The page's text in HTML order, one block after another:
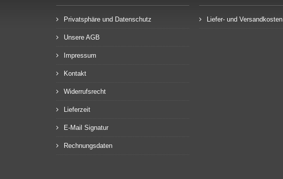
Privatsphäre und Datenschutz
Unsere AGB
Impressum
Kontakt
Widerrufsrecht
Lieferzeit
E-Mail Signatur
Rechnungsdaten
Liefer- und Versandkosten